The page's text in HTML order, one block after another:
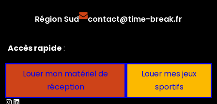
Région Sud contact@time-break.fr
Accès rapide:
Louer mon matériel de
réception
Louer mes jeux
sportifs
Instagram
LinkedIn